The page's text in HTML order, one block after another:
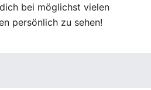
bei möglichst vielen
persönlich zu sehen!